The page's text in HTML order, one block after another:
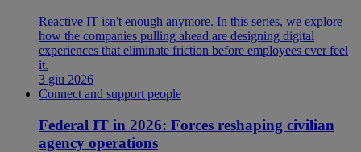
Reactive IT isn't enough anymore. In this series, we explore
how the companies pulling ahead are designing digital
experiences that eliminate friction before employees ever feel
it.
3 giu 2026
Connect and support people
Federal IT in 2026: Forces reshaping civilian
agency operations